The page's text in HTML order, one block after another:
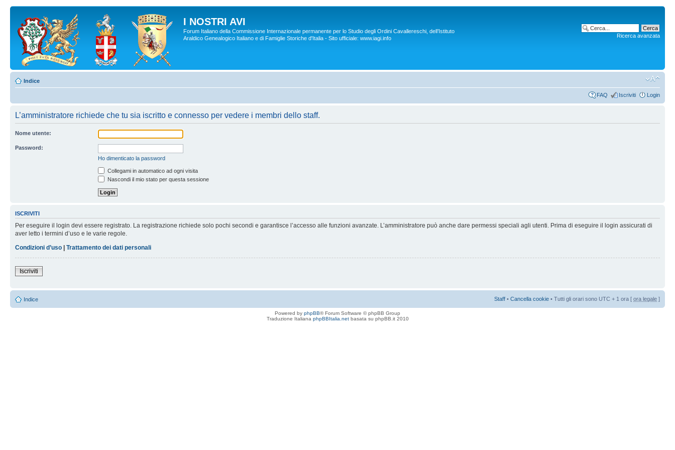
I NOSTRI AVI
Forum Italiano della Commissione Internazionale permanente per lo Studio degli Ordini Cavallereschi, dell’Istituto
Araldico Genealogico Italiano e di Famiglie Storiche d'Italia - Sito ufficiale: www.iagi.info
Ricerca avanzata
Indice
FAQ Iscriviti Login
L’amministratore richiede che tu sia iscritto e connesso per vedere i membri dello staff.
Nome utente:
Password:
Ho dimenticato la password
Collegami in automatico ad ogni visita
Nascondi il mio stato per questa sessione
ISCRIVITI
Per eseguire il login devi essere registrato. La registrazione richiede solo pochi secondi e garantisce l’accesso alle funzioni avanzate. L’amministratore può anche dare permessi speciali agli utenti. Prima di eseguire il login assicurati di
aver letto i termini d’uso e le varie regole.
Condizioni d’uso | Trattamento dei dati personali
Iscriviti
Indice Staff • Cancella cookie • Tutti gli orari sono UTC + 1 ora [ ora legale ]
Powered by phpBB® Forum Software © phpBB Group
Traduzione Italiana phpBBItalia.netbasata su phpBB.it 2010